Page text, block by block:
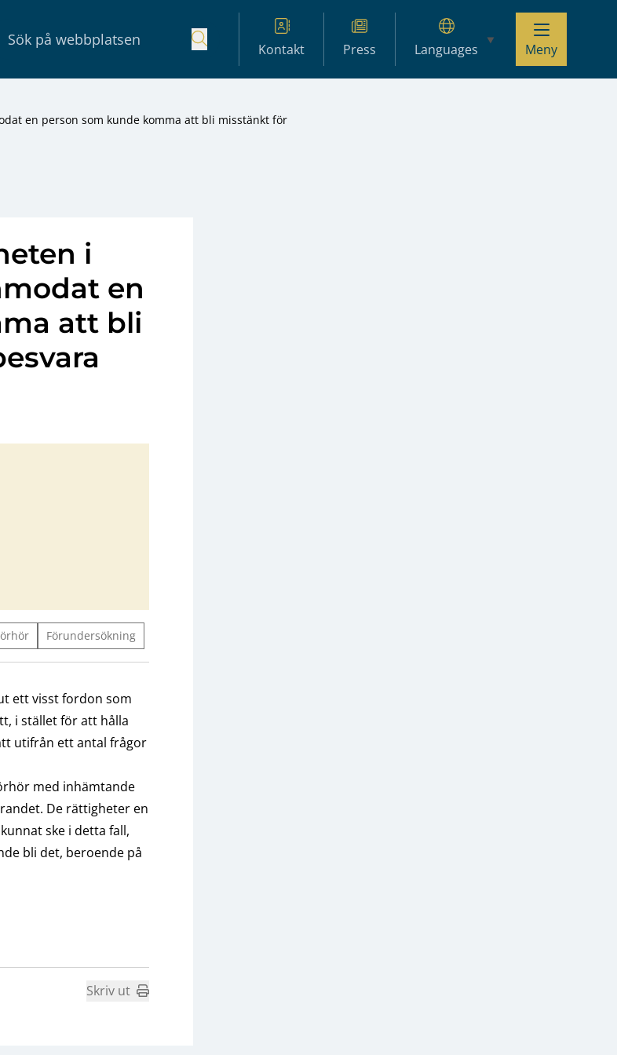
Kontakt Press Languages Meny
en person som kunde komma att bli misstänkt för
i
en
att bli
Förundersökning
ett visst fordon som
i stället för att hålla
utifrån ett antal frågor
med inhämtande
De rättigheter en
ske i detta fall,
bli det, beroende på
Skriv ut